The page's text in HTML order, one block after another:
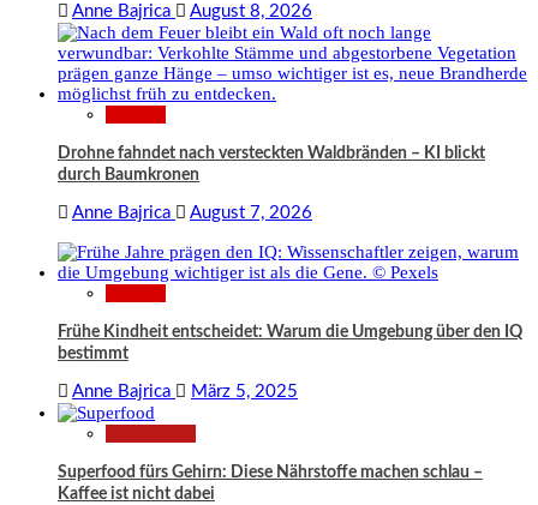
Anne Bajrica August 8, 2026
Drohne fahndet nach versteckten Waldbränden – KI blickt
durch Baumkronen
Anne Bajrica August 7, 2026
Frühe Kindheit entscheidet: Warum die Umgebung über den IQ
bestimmt
Anne Bajrica März 5, 2025
Superfood fürs Gehirn: Diese Nährstoffe machen schlau –
Kaffee ist nicht dabei